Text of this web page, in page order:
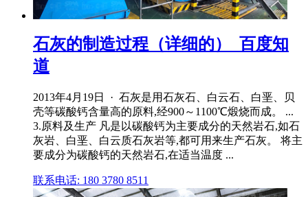
石灰的制造过程（详细的）_百度知
道
2013年4月19日 · 石灰是用石灰石、白云石、白垩、贝
壳等碳酸钙含量高的原料,经900～1100℃煅烧而成。 ...
3.原料及生产 凡是以碳酸钙为主要成分的天然岩石,如石
灰岩、白垩、白云质石灰岩等,都可用来生产石灰。 将主
要成分为碳酸钙的天然岩石,在适当温度 ...
联系电话: 180 3780 8511